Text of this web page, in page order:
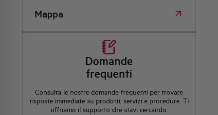
Mappa
Domande
frequenti
Consulta le nostre domande frequenti per trovare
risposte immediate su prodotti, servizi e procedure. Ti
offriamo il supporto che stavi cercando.